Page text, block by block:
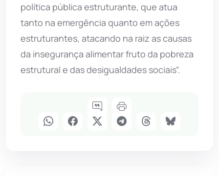
política pública estruturante, que atua
tanto na emergência quanto em ações
estruturantes, atacando na raiz as causas
da insegurança alimentar fruto da pobreza
estrutural e das desigualdades sociais”.